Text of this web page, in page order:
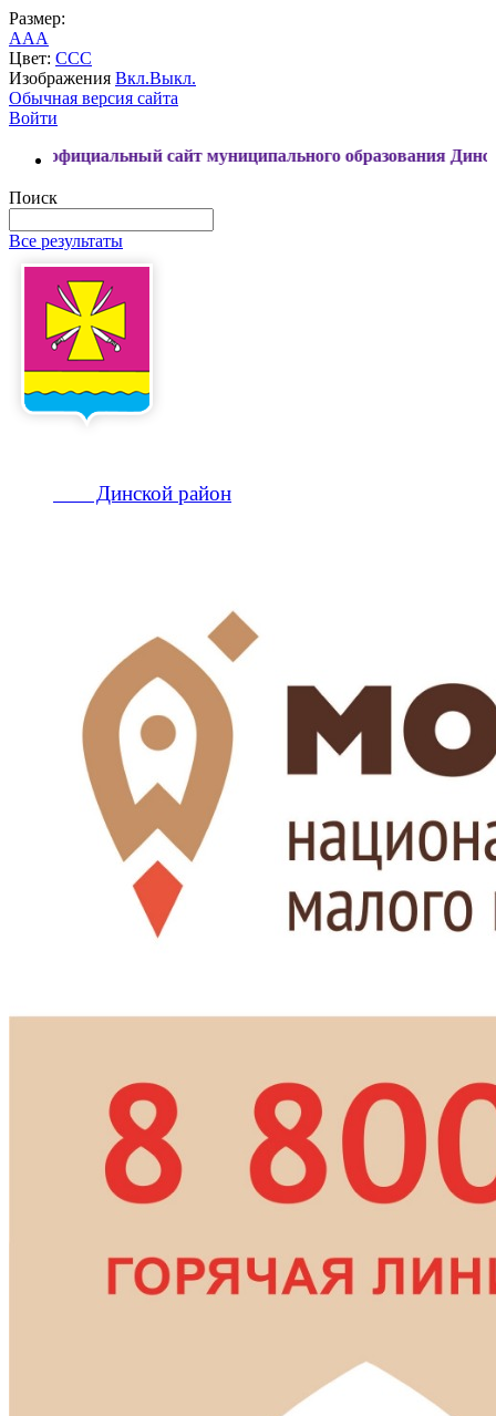
Размер:
AAA
Цвет: CCC
Изображения Вкл.Выкл.
Обычная версия сайта
Войти
сайт муниципального образования Динской район
Поиск
Все результаты
Динской район